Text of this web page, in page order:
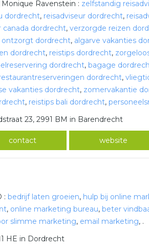
Ravenstein : zelfstandig
dordrecht, reisadviseur dordrecht,
canada dordrecht, verzorgde reizen
ontzorgt dordrecht, algarve vakanties
dordrecht, reistips dordrecht,
dordrecht, bagage
dordrecht,
vakanties dordrecht, zomervakantie
, reistips bali dordrecht,
23, 2991 BM in Barendrecht
contact website
: bedrijf laten groeien, hulp bij online
, online marketing bureau, beter
slimme marketing, email marketing, .
HE in Dordrecht